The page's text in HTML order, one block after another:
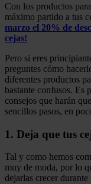
Con los productos
máximo partido a tus
marzo el 20% de
cejas!
Pero si eres
preguntes cómo
diferentes productos
bastante confusos. Es
consejos que harán
sencillos pasos, en
1. Deja que tus
Tal y como hemos
muy de moda, por lo
dejarlas crecer durante